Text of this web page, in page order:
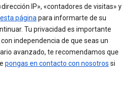
IP», «contadores de visitas» y
esta páginapara informarte de su
Tu privacidad es importante
independencia de que seas un
avanzado, te recomendamos que
pongas en contacto con nosotros si